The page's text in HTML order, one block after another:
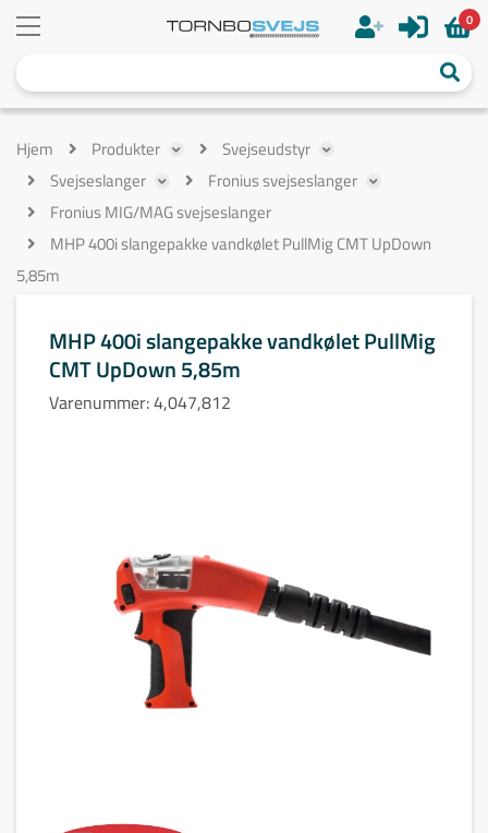
0
Hjem Produkter
Svejseudstyr
Svejseslanger
Fronius svejseslanger
Fronius MIG/MAG svejseslanger
MHP 400i slangepakke vandkølet PullMig CMT UpDown
5,85m
MHP 400i slangepakke vandkølet PullMig
CMT UpDown 5,85m
Varenummer:4,047,812